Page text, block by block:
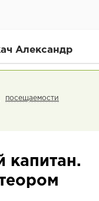
Александр
посещаемости
капитан.